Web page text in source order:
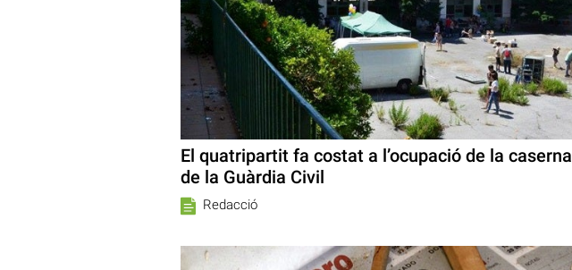
El quatripartit fa costat a l’ocupació de la caserna
de la Guàrdia Civil
Redacció